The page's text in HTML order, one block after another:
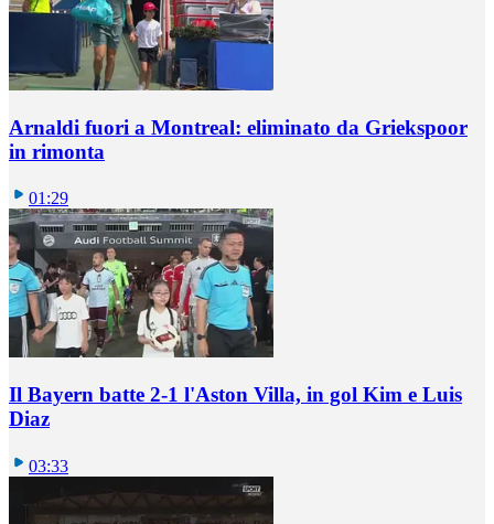
Arnaldi fuori a Montreal: eliminato da Griekspoor
in rimonta
01:29
Il Bayern batte 2-1 l'Aston Villa, in gol Kim e Luis
Diaz
03:33